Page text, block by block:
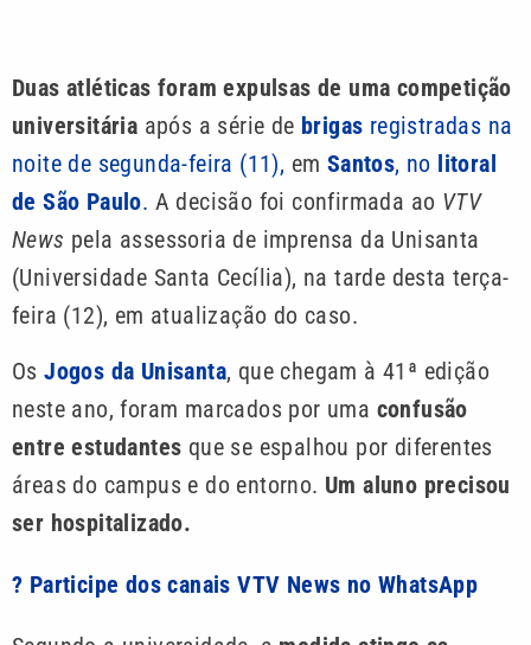
Duas atléticas foram expulsas de uma competição
universitária após a série de brigas registradas na
noite de segunda-feira (11), em Santos, no litoral
de São Paulo. A decisão foi confirmada ao VTV
News pela assessoria de imprensa da Unisanta
(Universidade Santa Cecília), na tarde desta terça-
feira (12), em atualização do caso.
OsJogos da Unisanta, que chegam à 41ª edição
neste ano, foram marcados por uma confusão
entre estudantes que se espalhou por diferentes
áreas do campus e do entorno. Um aluno precisou
ser hospitalizado.
? Participe dos canais VTV News no WhatsApp